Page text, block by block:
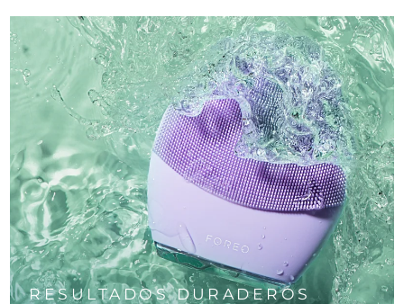
RESULTADOS DURADEROS